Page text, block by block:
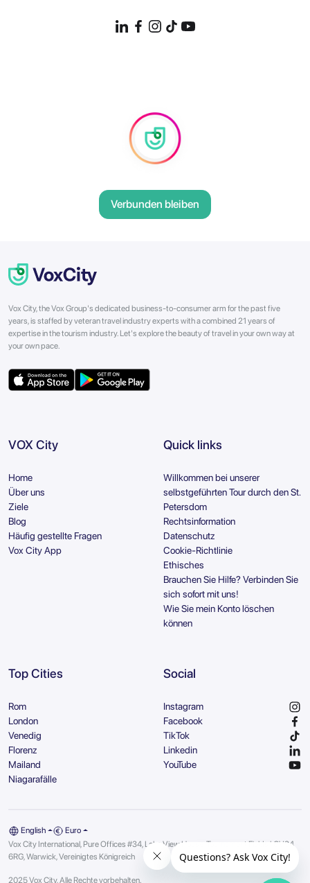
Verbunden bleiben
Vox City, the Vox Group's dedicated business-to-consumer arm for the past five
years, is staffed by veteran travel industry experts with a combined 21 years of
expertise in the tourism industry. Let's explore the beauty of travel in your own way at
your own pace.
VOX City
Home
Über uns
Ziele
Blog
Häufig gestellte Fragen
Vox City App
Quick links
Willkommen bei unserer
selbstgeführten Tour durch den St.
Petersdom
Rechtsinformation
Datenschutz
Cookie-Richtlinie
Ethisches
Brauchen Sie Hilfe? Verbinden Sie
sich sofort mit uns!
Wie Sie mein Konto löschen
können
Top Cities
Rom
London
Venedig
Florenz
Mailand
Niagarafälle
Social
Instagram
Facebook
TikTok
Linkedin
YouTube
English
Euro
Vox City International, Pure Offices #34, Lake View House, Tournament Fields | CV34
6RG, Warwick, Vereinigtes Königreich
2025 Vox City, Alle Rechte vorbehalten.